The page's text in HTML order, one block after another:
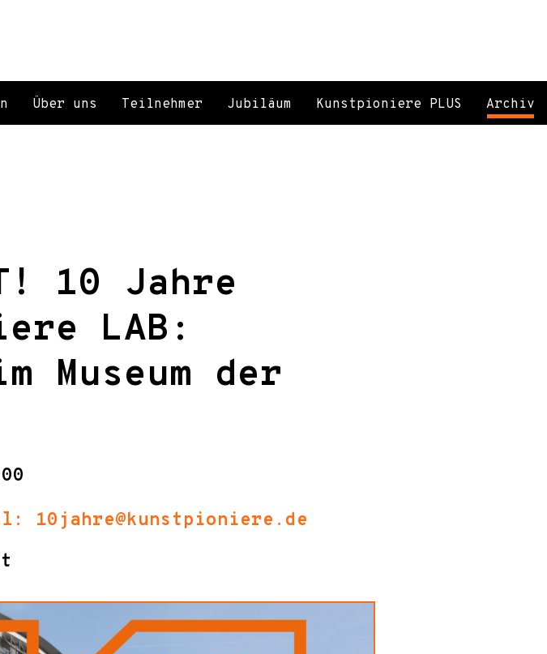
Über uns Teilnehmer Jubiläum Kunstpioniere PLUS Archiv
10 Jahre
LAB:
Museum der
10jahre@kunstpioniere.de